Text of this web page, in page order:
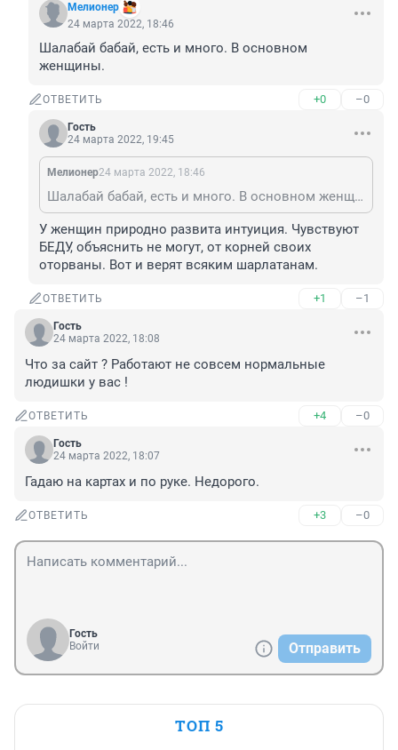
Мелионер
24 марта 2022, 18:46
Шалабай бабай, есть и много. В основном
женщины.
ОТВЕТИТЬ +0 –0
Гость
24 марта 2022, 19:45
Мелионер24 марта 2022, 18:46
Шалабай бабай, есть и много. В основном женщины.
У женщин природно развита интуиция. Чувствуют
БЕДУ, объяснить не могут, от корней своих
оторваны. Вот и верят всяким шарлатанам.
ОТВЕТИТЬ +1 –1
Гость
24 марта 2022, 18:08
Что за сайт ? Работают не совсем нормальные
людишки у вас !
ОТВЕТИТЬ +4 –0
Гость
24 марта 2022, 18:07
Гадаю на картах и по руке. Недорого.
ОТВЕТИТЬ +3 –0
Гость
Войти
Отправить
ТОП 5